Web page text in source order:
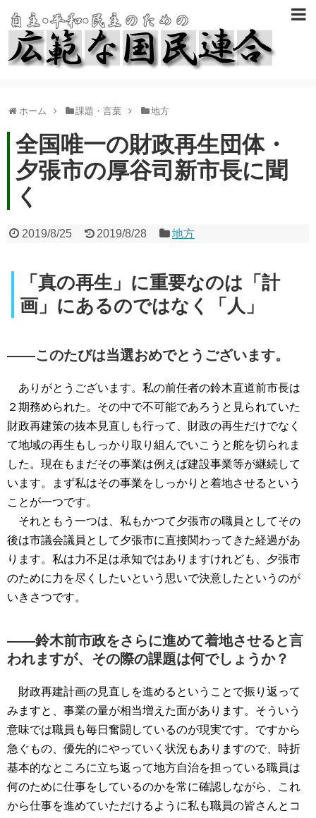
ホーム 課題・言葉 地方
全国唯一の財政再生団体・
夕張市の厚谷司新市長に聞
く
2019/8/25 2019/8/28 地方
「真の再生」に重要なのは「計
画」にあるのではなく「人」
――このたびは当選おめでとうございます。
ありがとうございます。私の前任者の鈴木直道前市長は
２期務められた。その中で不可能であろうと見られていた
財政再建策の抜本見直しも行って、財政の再生だけでなく
て地域の再生もしっかり取り組んでいこうと舵を切られま
した。現在もまだその事業は例えば建設事業等が継続して
います。まず私はその事業をしっかりと着地させるという
ことが一つです。
それともう一つは、私もかつて夕張市の職員としてその
後は市議会議員として夕張市に直接関わってきた経過があ
ります。私は力不足は承知ではありますけれども、夕張市
のために力を尽くしたいという思いで決意したというのが
いきさつです。
――鈴木前市政をさらに進めて着地させると言
われますが、その際の課題は何でしょうか？
財政再建計画の見直しを進めるということで振り返って
みますと、事業の量が相当増えた面があります。そういう
意味では職員も毎日奮闘しているのが現実です。ですから
急ぐもの、優先的にやっていく状況もありますので、時折
基本的なところに立ち返って地方自治を担っている職員は
何のために仕事をしているのかを常に確認しながら、これ
から仕事を進めていただけるように私も職員の皆さんとコ